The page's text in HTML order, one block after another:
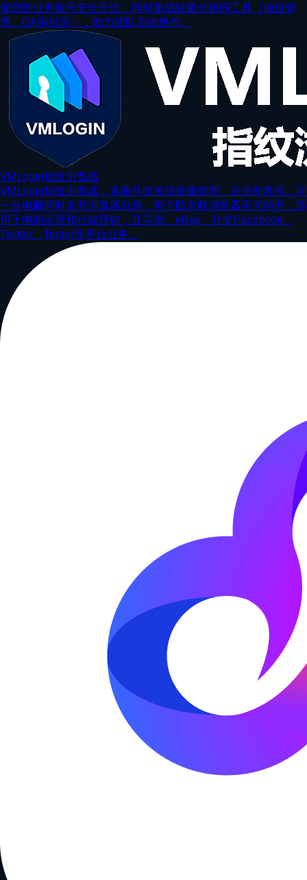
保您的业务账号安全无忧，同时集成轻量化协同工具（项目管
理、OA审批等），助力团队高效协作。
VMLogin指纹浏览器
VMLogin指纹浏览器，多账号防关联批量管理、注册和养号，同
一台电脑同时多开浏览器分身，每个防关联浏览器不同的IP，适
用于电商运营和社媒营销：亚马逊、eBay、社交Facebook、
Twitter、Tinder等平台业务。